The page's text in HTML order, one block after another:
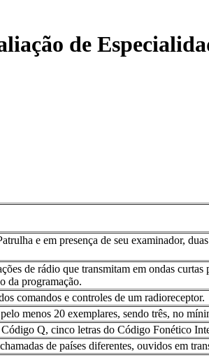
de
e em presença de seu examinador,
de rádio que transmitam em ondas
da programação.
comandos e controles de um radioreceptor.
menos 20 exemplares, sendo três, no
Q, cinco letras do Código Fonético
de países diferentes, ouvidos em